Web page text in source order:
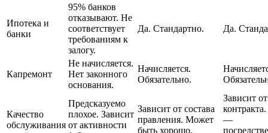
Ипотека и
банки
95% банков
отказывают. Не
соответствует
требованиям к
залогу.
Да. Стандартно. Да.
Капремонт
Не начисляется.
Нет законного
основания.
Начисляется.
Обязательно.
Качество
обслуживания
Предсказуемо
плохое. Зависит
от активности
Зависит от состава
правления. Может
быть хорошо.
Зависит от
—